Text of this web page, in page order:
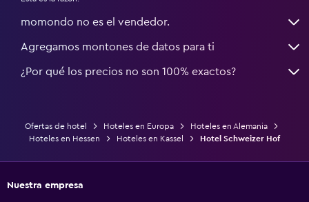
momondo no es el vendedor.
Agregamos montones de datos para ti
¿Por qué los precios no son 100% exactos?
Ofertas de hotel Hoteles en Europa
Hoteles en Alemania
Hoteles en Hessen
Hoteles en Kassel Hotel Schweizer Hof
Nuestra empresa